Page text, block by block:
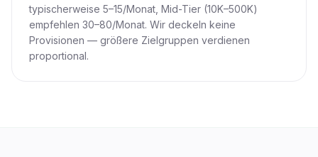
typischerweise 5–15/Monat, Mid-Tier (10K–500K)
empfehlen 30–80/Monat. Wir deckeln keine
Provisionen — größere Zielgruppen verdienen
proportional.